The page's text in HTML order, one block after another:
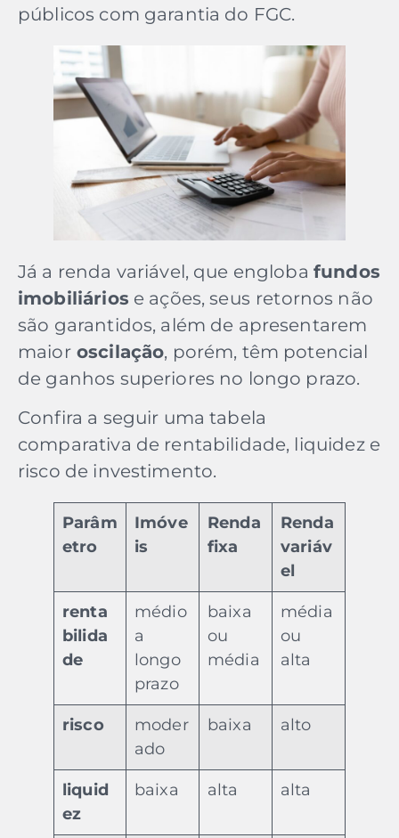
públicos com garantia do FGC.
Já a renda variável, que engloba fundos
imobiliários e ações, seus retornos não
são garantidos, além de apresentarem
maioroscilação, porém, têm potencial
de ganhos superiores no longo prazo.
Confira a seguir uma tabela
comparativa de rentabilidade, liquidez e
risco de investimento.
Parâm
etro
Imóve
is
Renda
fixa
Renda
variáv
el
renta
bilida
de
médio
a
longo
prazo
baixa
ou
média
média
ou
alta
risco
moder
ado
baixa alto
liquid
ez
baixa alta alta